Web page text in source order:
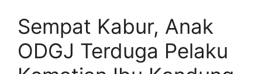
Sempat Kabur, Anak
ODGJ Terduga Pelaku